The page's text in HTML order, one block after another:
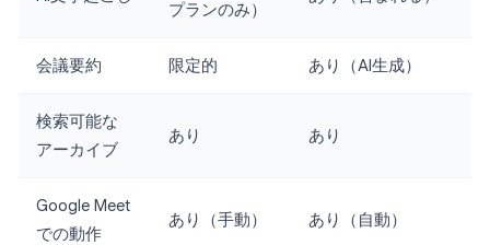
プランのみ）
会議要約 限定的 あり（AI生成）
検索可能な
アーカイブ
あり あり
Google Meet
での動作
あり（手動） あり（自動）